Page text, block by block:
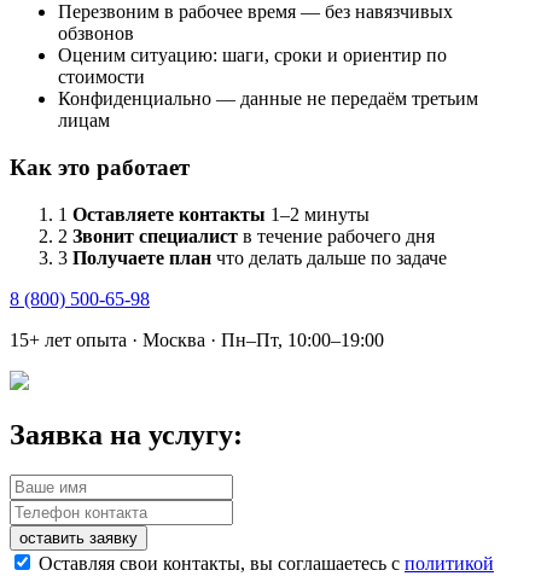
Перезвоним в рабочее время — без навязчивых
обзвонов
Оценим ситуацию: шаги, сроки и ориентир по
стоимости
Конфиденциально — данные не передаём третьим
лицам
Как это работает
1 Оставляете контакты 1–2 минуты
2 Звонит специалист в течение рабочего дня
3 Получаете план что делать дальше по задаче
8 (800) 500-65-98
15+ лет опыта · Москва · Пн–Пт, 10:00–19:00
Заявка на услугу:
оставить заявку
Оставляя свои контакты, вы соглашаетесь с политикой